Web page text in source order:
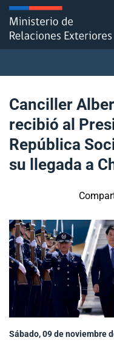
Click acá para ir
Ministerio
Política Exterior
Subsecretaría de
Internacionales
Sala de prensa
modo
Canciller
recibió al
República
su llegada a
Sábado, 09 de noviembre